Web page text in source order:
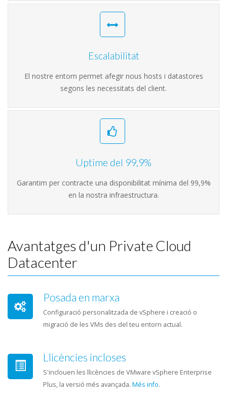
Escalabilitat
El nostre entorn permet afegir nous hosts i datastores
segons les necessitats del client.
Uptime del 99,9%
Garantim per contracte una disponibilitat mínima del 99,9%
en la nostra infraestructura.
Avantatges d'un Private Cloud
Datacenter
Posada en marxa
Configuració personalitzada de vSphere i creació o
migració de les VMs des del teu entorn actual.
Llicències incloses
S'inclouen les llicències de VMware vSphere Enterprise
Plus, la versió més avançada. Més info.